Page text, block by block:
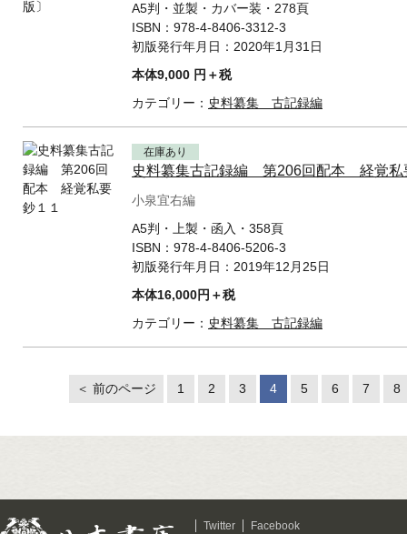
A5判・並製・カバー装・278頁
ISBN： 978-4-8406-3312-3
初版発行年月日： 2020年1月31日
本体9,000 円＋税
カテゴリー： 史料纂集 古記録編
在庫あり
史料纂集古記録編 第206回配本 経覚私
小泉宜右編
A5判・上製・函入・358頁
ISBN： 978-4-8406-5206-3
初版発行年月日： 2019年12月25日
本体16,000円＋税
カテゴリー： 史料纂集 古記録編
＜ 前のページ 1 2 3 4 5 6 7 8
Twitter
Facebook